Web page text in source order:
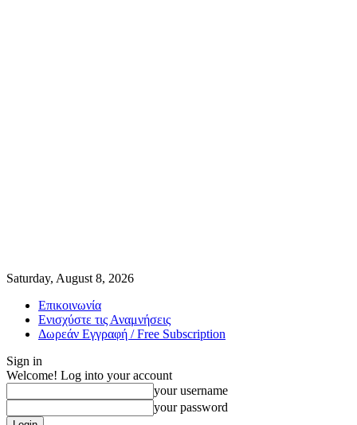
Saturday, August 8, 2026
Επικοινωνία
Ενισχύστε τις Αναμνήσεις
Δωρεάν Εγγραφή / Free Subscription
Sign in
Welcome! Log into your account
your username
your password